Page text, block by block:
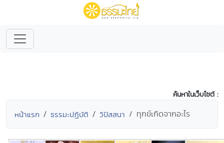
ค้นหาในเว็บไซต์ :
หน้าแรก ธรรมะปฏิบัติ วิปัสสนา ทุกข์เกิดจากอะไร